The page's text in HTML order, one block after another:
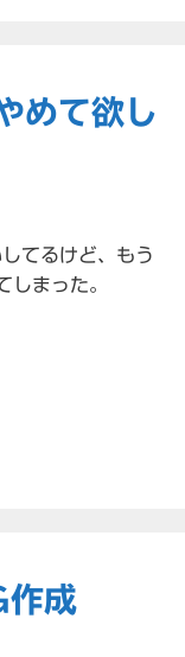
めて欲し
てるけど、もう
まった。
成